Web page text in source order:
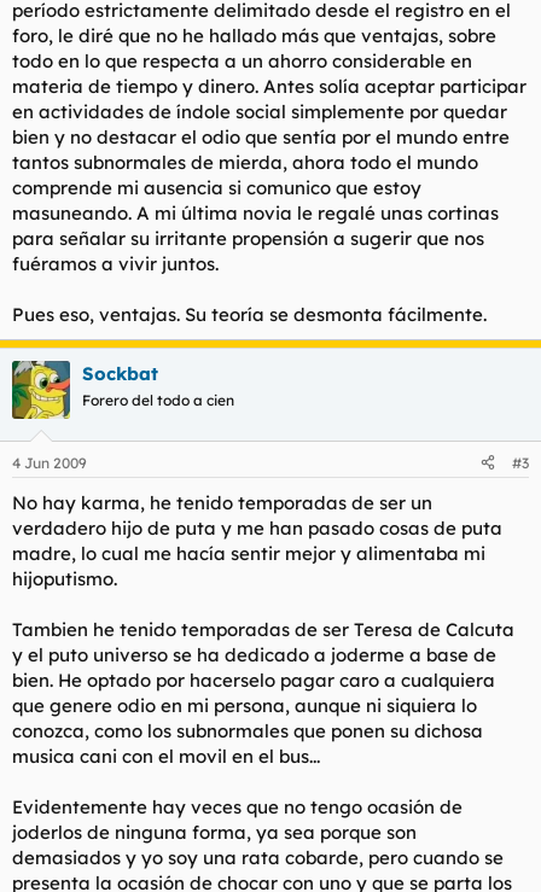
período estrictamente delimitado desde el registro en el
foro, le diré que no he hallado más que ventajas, sobre
todo en lo que respecta a un ahorro considerable en
materia de tiempo y dinero. Antes solía aceptar participar
en actividades de índole social simplemente por quedar
bien y no destacar el odio que sentía por el mundo entre
tantos subnormales de mierda, ahora todo el mundo
comprende mi ausencia si comunico que estoy
masuneando. A mi última novia le regalé unas cortinas
para señalar su irritante propensión a sugerir que nos
fuéramos a vivir juntos.
Pues eso, ventajas. Su teoría se desmonta fácilmente.
Sockbat
Forero del todo a cien
4 Jun 2009 #3
No hay karma, he tenido temporadas de ser un
verdadero hijo de puta y me han pasado cosas de puta
madre, lo cual me hacía sentir mejor y alimentaba mi
hijoputismo.
Tambien he tenido temporadas de ser Teresa de Calcuta
y el puto universo se ha dedicado a joderme a base de
bien. He optado por hacerselo pagar caro a cualquiera
que genere odio en mi persona, aunque ni siquiera lo
conozca, como los subnormales que ponen su dichosa
musica cani con el movil en el bus...
Evidentemente hay veces que no tengo ocasión de
joderlos de ninguna forma, ya sea porque son
demasiados y yo soy una rata cobarde, pero cuando se
presenta la ocasión de chocar con uno y que se parta los